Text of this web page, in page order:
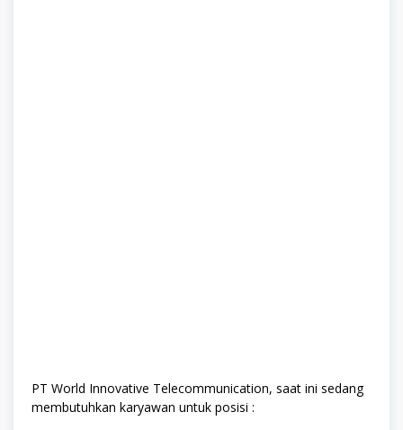
PT World Innovative Telecommunication, saat ini sedang
membutuhkan karyawan untuk posisi :